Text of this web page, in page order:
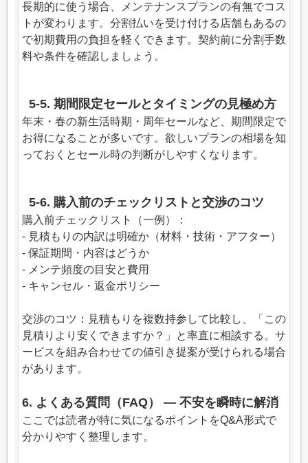
長期的に使う場合、メンテナンスプランの有無でコス
トが変わります。分割払いを受け付ける店舗もあるの
で初期費用の負担を軽くできます。契約前に分割手数
料や条件を確認しましょう。
5-5. 期間限定セールとタイミングの見極め方
年末・春の新生活時期・周年セールなど、期間限定で
お得になることが多いです。欲しいプランの相場を知
っておくとセール時の判断がしやすくなります。
5-6. 購入前のチェックリストと交渉のコツ
購入前チェックリスト（一例）：
- 見積もりの内訳は明確か（材料・技術・アフター）
- 保証期間・内容はどうか
- メンテ頻度の目安と費用
- キャンセル・返金ポリシー
交渉のコツ：見積もりを複数持参して比較し、「この
見積りより安くできますか？」と率直に相談する。サ
ービスを組み合わせての値引き提案が受けられる場合
があります。
6. よくある質問（FAQ） — 不安を瞬時に解消
ここでは読者が特に気になるポイントをQ&A形式で
分かりやすく整理します。